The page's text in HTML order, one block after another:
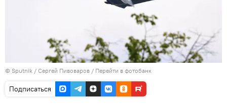
© Sputnik / Сергей Пивоваров / Перейти в фотобанк
Подписаться